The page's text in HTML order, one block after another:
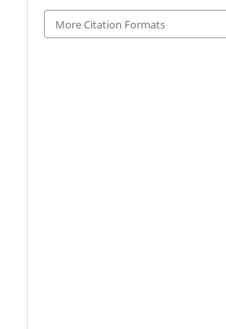
More Citation Formats